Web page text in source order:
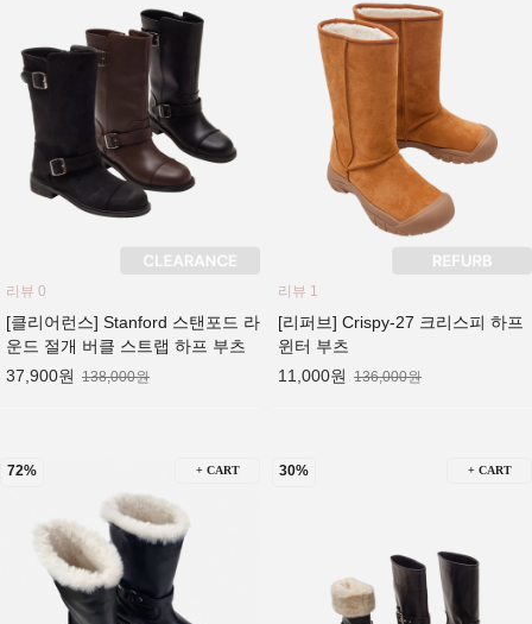
리뷰 0
[클리어런스] Stanford 스탠포드 라
운드 절개 버클 스트랩 하프 부츠
37,900원 138,000원
리뷰 1
[리퍼브] Crispy-27 크리스피 하프
윈터 부츠
11,000원 136,000원
72% + CART 30% + CART